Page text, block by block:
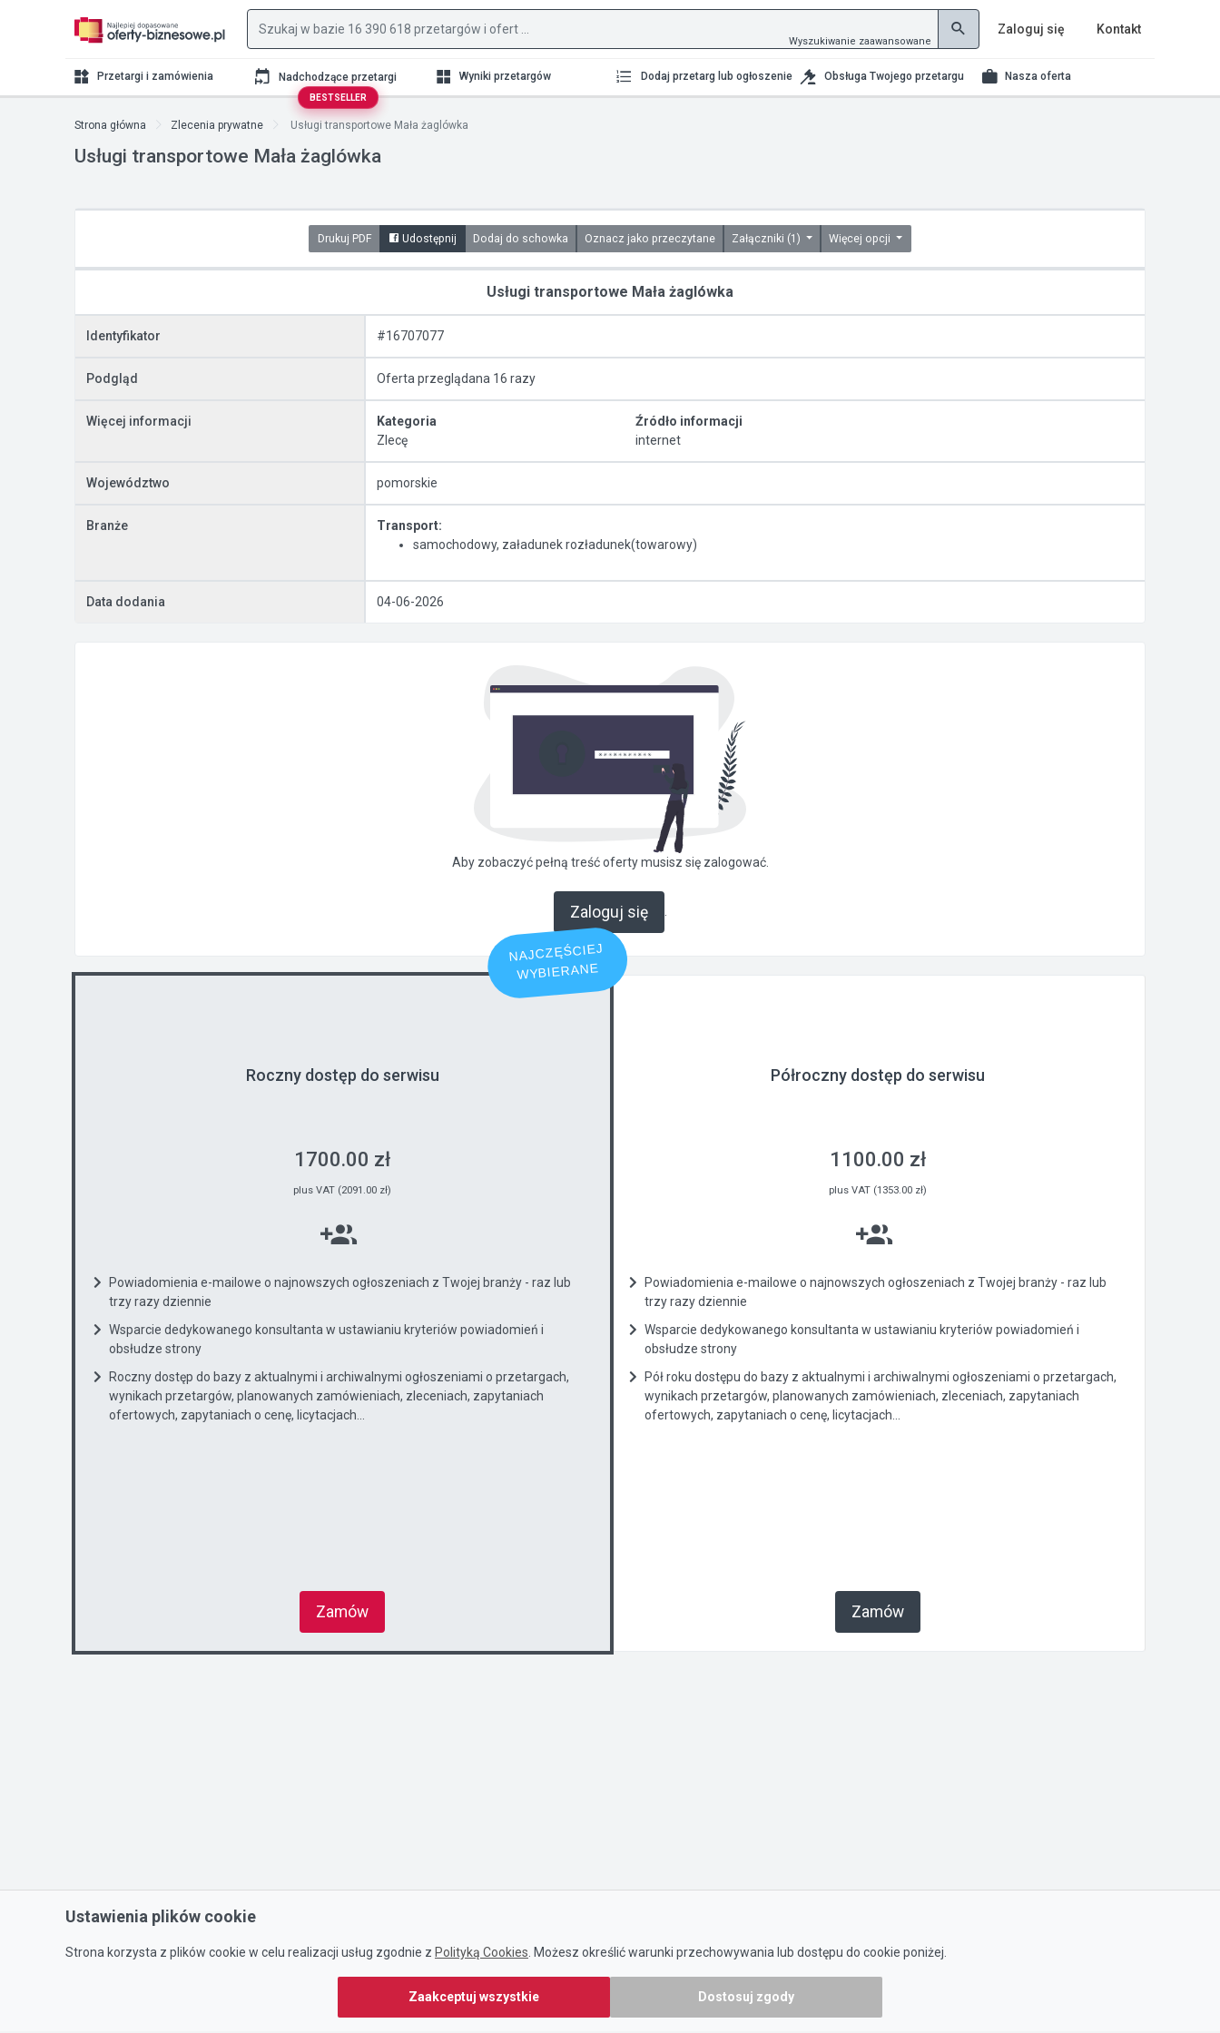
Wyszukiwanie zaawansowane
Zaloguj się Kontakt
Przetargi i zamówienia Nadchodzące przetargi
BESTSELLER
Wyniki przetargów Dodaj przetarg lub ogłoszenie Obsługa Twojego przetargu Nasza oferta
Strona główna Zlecenia prywatne Usługi transportowe Mała żaglówka
Usługi transportowe Mała żaglówka
Drukuj PDF Udostępnij Dodaj do schowka Oznacz jako przeczytane Załączniki (1) Więcej opcji
Usługi transportowe Mała żaglówka
Identyfikator #16707077
Podgląd Oferta przeglądana 16 razy
Więcej informacji
Kategoria
Zlecę
Źródło informacji
internet
Województwo pomorskie
Branże
Transport:
samochodowy, załadunek rozładunek(towarowy)
Data dodania 04-06-2026
Aby zobaczyć pełną treść oferty musisz się zalogować.
Zaloguj się
NAJCZĘŚCIEJ
WYBIERANE
Roczny dostęp do serwisu
1700.00 zł
plus VAT (2091.00 zł)
Powiadomienia e-mailowe o najnowszych ogłoszeniach z Twojej branży - raz lub
trzy razy dziennie
Wsparcie dedykowanego konsultanta w ustawianiu kryteriów powiadomień i
obsłudze strony
Roczny dostęp do bazy z aktualnymi i archiwalnymi ogłoszeniami o przetargach,
wynikach przetargów, planowanych zamówieniach, zleceniach, zapytaniach
ofertowych, zapytaniach o cenę, licytacjach...
Zamów
Półroczny dostęp do serwisu
1100.00 zł
plus VAT (1353.00 zł)
Powiadomienia e-mailowe o najnowszych ogłoszeniach z Twojej branży - raz lub
trzy razy dziennie
Wsparcie dedykowanego konsultanta w ustawianiu kryteriów powiadomień i
obsłudze strony
Pół roku dostępu do bazy z aktualnymi i archiwalnymi ogłoszeniami o przetargach,
wynikach przetargów, planowanych zamówieniach, zleceniach, zapytaniach
ofertowych, zapytaniach o cenę, licytacjach...
Zamów
Ustawienia plików cookie
Strona korzysta z plików cookie w celu realizacji usług zgodnie z Polityką Cookies . Możesz określić warunki przechowywania lub dostępu do cookie poniżej.
Zaakceptuj wszystkie Dostosuj zgody